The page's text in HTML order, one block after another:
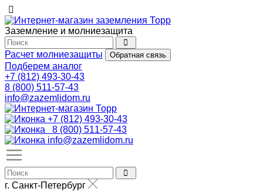
Заземление и молниезащита
Расчет молниезащиты Обратная связь
Подберем аналог
+7 (812) 493-30-43
8 (800) 511-57-43
info@zazemlidom.ru
+7 (812) 493-30-43
8 (800) 511-57-43
info@zazemlidom.ru
г. Санкт-Петербург